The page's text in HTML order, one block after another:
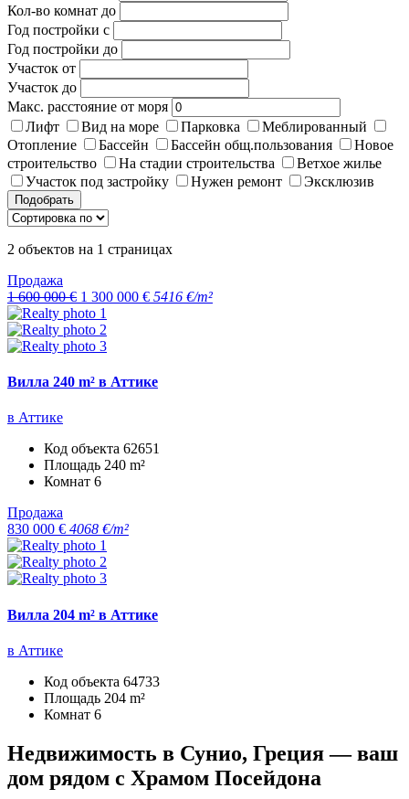
Кол-во комнат до
Год постройки с
Год постройки до
Участок от
Участок до
Макс. расстояние от моря
Лифт
Вид на море Парковка
Меблированный
Отопление
Бассейн Бассейн общ.пользования
Новое
строительство
На стадии строительства
Ветхое жилье
Участок под застройку
Нужен ремонт Эксклюзив
Подобрать
2 объектов на 1 страницах
Продажа
1 600 000 € 1 300 000 € 5416 €/m²
Вилла 240 m² в Аттике
в Аттике
Код объекта 62651
Площадь 240 m²
Комнат 6
Продажа
830 000 € 4068 €/m²
Вилла 204 m² в Аттике
в Аттике
Код объекта 64733
Площадь 204 m²
Комнат 6
Недвижимость в Сунио, Греция — ваш
дом рядом с Храмом Посейдона